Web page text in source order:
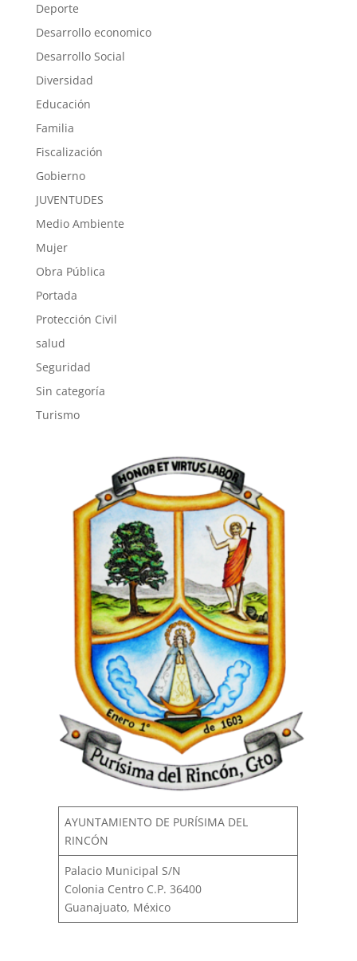
Deporte
Desarrollo economico
Desarrollo Social
Diversidad
Educación
Familia
Fiscalización
Gobierno
JUVENTUDES
Medio Ambiente
Mujer
Obra Pública
Portada
Protección Civil
salud
Seguridad
Sin categoría
Turismo
AYUNTAMIENTO DE PURÍSIMA DEL
RINCÓN
Palacio Municipal S/N
Colonia Centro C.P. 36400
Guanajuato, México